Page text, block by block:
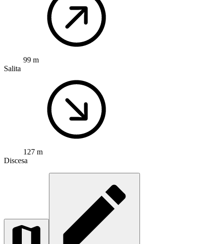
99 m
Salita
127 m
Discesa